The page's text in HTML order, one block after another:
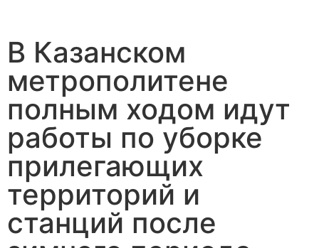
В Казанском
метрополитене
полным ходом идут
работы по уборке
прилегающих
территорий и
станций после